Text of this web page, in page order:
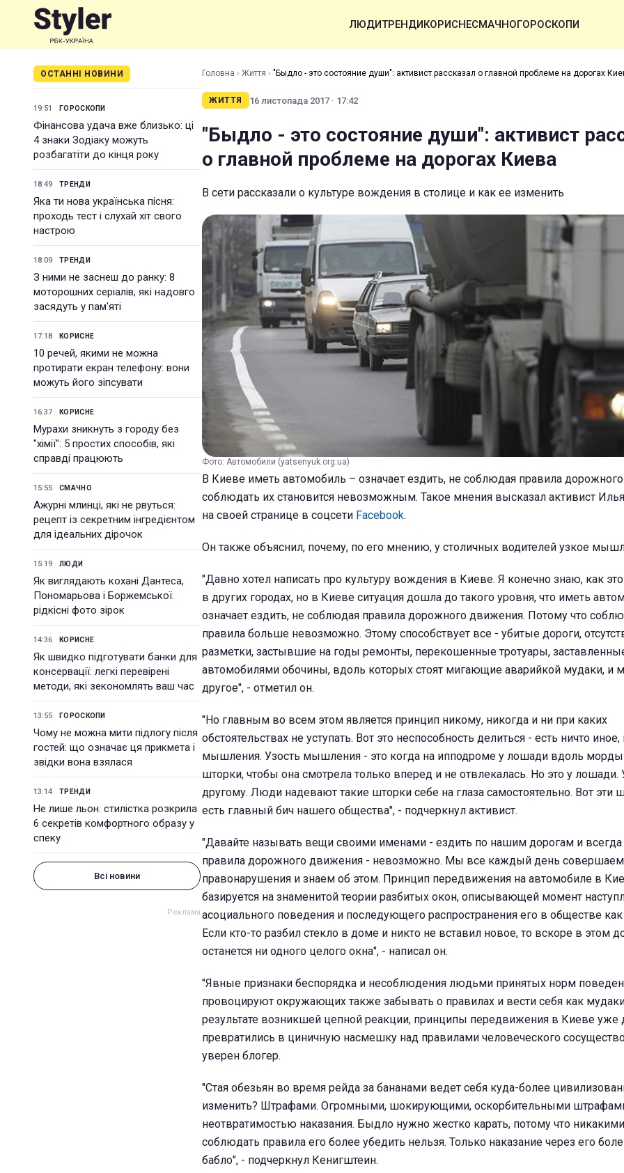
ЛЮДИТРЕНДИКОРИСНЕСМАЧНОГОРОСКОПИ
ОСТАННІ НОВИНИ
19:51 ГОРОСКОПИ
Фінансова удача вже близько: ці
4 знаки Зодіаку можуть
розбагатіти до кінця року
18:49 ТРЕНДИ
Яка ти нова українська пісня:
проходь тест і слухай хіт свого
настрою
18:09 ТРЕНДИ
З ними не заснеш до ранку: 8
моторошних серіалів, які надовго
засядуть у пам'яті
17:18 КОРИСНЕ
10 речей, якими не можна
протирати екран телефону: вони
можуть його зіпсувати
16:37 КОРИСНЕ
Мурахи зникнуть з городу без
"хімії": 5 простих способів, які
справді працюють
15:55 СМАЧНО
Ажурні млинці, які не рвуться:
рецепт із секретним інгредієнтом
для ідеальних дірочок
15:19 ЛЮДИ
Як виглядають кохані Дантеса,
Пономарьова і Боржемської:
рідкісні фото зірок
14:36 КОРИСНЕ
Як швидко підготувати банки для
консервації: легкі перевірені
методи, які зекономлять ваш час
13:55 ГОРОСКОПИ
Чому не можна мити підлогу після
гостей: що означає ця прикмета і
звідки вона взялася
13:14 ТРЕНДИ
Не лише льон: стилістка розкрила
6 секретів комфортного образу у
спеку
Всі новини
Головна › Життя › "Быдло - это состояние души": активист рассказал о главной проблеме на дорогах
ЖИТТЯ 16 листопада 2017 · 17:42
"Быдло - это состояние души": активист
о главной проблеме на дорогах Киева
В сети рассказали о культуре вождения в столице и как ее изменить
Фото: Автомобили (yatsenyuk.org.ua)
В Киеве иметь автомобиль – означает ездить, не соблюдая правила
соблюдать их становится невозможным. Такое мнения высказал активист
на своей странице в соцсети Facebook.
Он также объяснил, почему, по его мнению, у столичных водителей узкое
"Давно хотел написать про культуру вождения в Киеве. Я конечно знаю, как
в других городах, но в Киеве ситуация дошла до такого уровня, что иметь
означает ездить, не соблюдая правила дорожного движения. Потому что
правила больше невозможно. Этому способствует все - убитые дороги,
разметки, застывшие на годы ремонты, перекошенные тротуары,
автомобилями обочины, вдоль которых стоят мигающие аварийкой мудаки, и
другое", - отметил он.
"Но главным во всем этом является принцип никому, никогда и ни при каких
обстоятельствах не уступать. Вот это неспособность делиться - есть ничто иное,
мышления. Узость мышления - это когда на ипподроме у лошади вдоль морды
шторки, чтобы она смотрела только вперед и не отвлекалась. Но это у
другому. Люди надевают такие шторки себе на глаза самостоятельно. Вот эти
есть главный бич нашего общества", - подчеркнул активист.
"Давайте называть вещи своими именами - ездить по нашим дорогам и
правила дорожного движения - невозможно. Мы все каждый день совершаем
правонарушения и знаем об этом. Принцип передвижения на автомобиле в
базируется на знаменитой теории разбитых окон, описывающей момент
асоциального поведения и последующего распространения его в обществе
Если кто-то разбил стекло в доме и никто не вставил новое, то вскоре в этом
останется ни одного целого окна", - написал он.
"Явные признаки беспорядка и несоблюдения людьми принятых норм
провоцируют окружающих также забывать о правилах и вести себя как
результате возникшей цепной реакции, принципы передвижения в Киеве уже
превратились в циничную насмешку над правилами человеческого
уверен блогер.
"Стая обезьян во время рейда за бананами ведет себя куда-более
изменить? Штрафами. Огромными, шокирующими, оскорбительными
неотвратимостью наказания. Быдло нужно жестко карать, потому что
соблюдать правила его более убедить нельзя. Только наказание через его
бабло", - подчеркнул Кенигштеин.